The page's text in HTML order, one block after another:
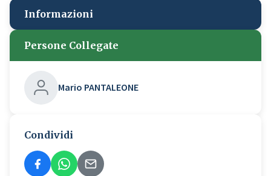
Informazioni
Persone Collegate
Mario PANTALEONE
Condividi